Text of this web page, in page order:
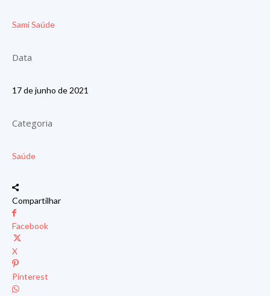
Sami Saúde
Data
17 de junho de 2021
Categoria
Saúde
Compartilhar
Facebook
X
Pinterest